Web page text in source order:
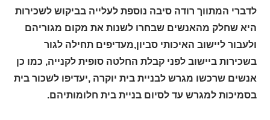
לדברי המתווך רודה סיבה נוספת לעלייה בביקוש לשכירות
היא שחלק מהאנשים שבחרו לשנות את מקום מגוריהם
ולעבור ליישוב האיכותי סביון,מעדיפים תחילה לגור
בשכירות ביישוב לפני קבלת החלטה סופית לקנייה, כמו כן
אנשים שרכשו מגרש לבניית בית יוקרה ,יעדיפו לשכור בית
בסמיכות למגרש עד לסיום בניית בית חלומותיהם.